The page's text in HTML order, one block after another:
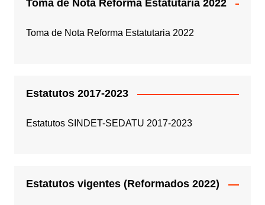
Toma de Nota Reforma Estatutaria 2022
Toma de Nota Reforma Estatutaria 2022
Estatutos 2017-2023
Estatutos SINDET-SEDATU 2017-2023
Estatutos vigentes (Reformados 2022)